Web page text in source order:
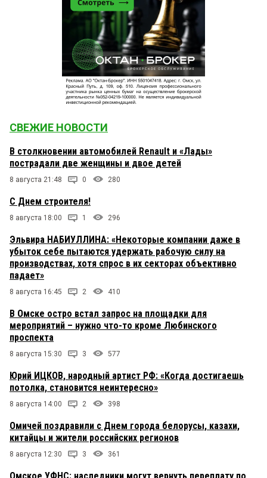
СВЕЖИЕ НОВОСТИ
В столкновении автомобилей Renault и «Лады»
пострадали две женщины и двое детей
8 августа 21:48 0 280
С Днем строителя!
8 августа 18:00 1 296
Эльвира НАБИУЛЛИНА: «Некоторые компании даже в
убыток себе пытаются удержать рабочую силу на
производствах, хотя спрос в их секторах объективно
падает»
8 августа 16:45 2 410
В Омске остро встал запрос на площадки для
мероприятий – нужно что-то кроме Любинского
проспекта
8 августа 15:30 3 577
Юрий ИЦКОВ, народный артист РФ: «Когда достигаешь
потолка, становится неинтересно»
8 августа 14:00 2 398
Омичей поздравили с Днем города белорусы, казахи,
китайцы и жители российских регионов
8 августа 12:30 3 361
Омское УФНС: наследники могут вернуть переплату по